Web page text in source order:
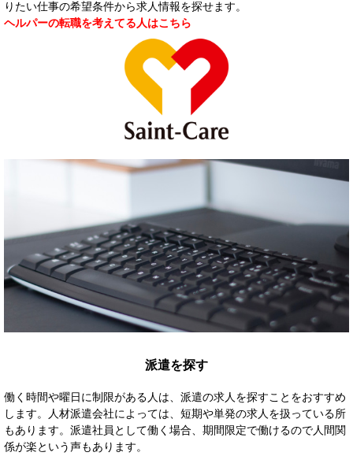
りたい仕事の希望条件から求人情報を探せます。
ヘルパーの転職を考えてる人はこちら
派遣を探す
働く時間や曜日に制限がある人は、派遣の求人を探すことをおすすめ
します。人材派遣会社によっては、短期や単発の求人を扱っている所
もあります。派遣社員として働く場合、期間限定で働けるので人間関
係が楽という声もあります。